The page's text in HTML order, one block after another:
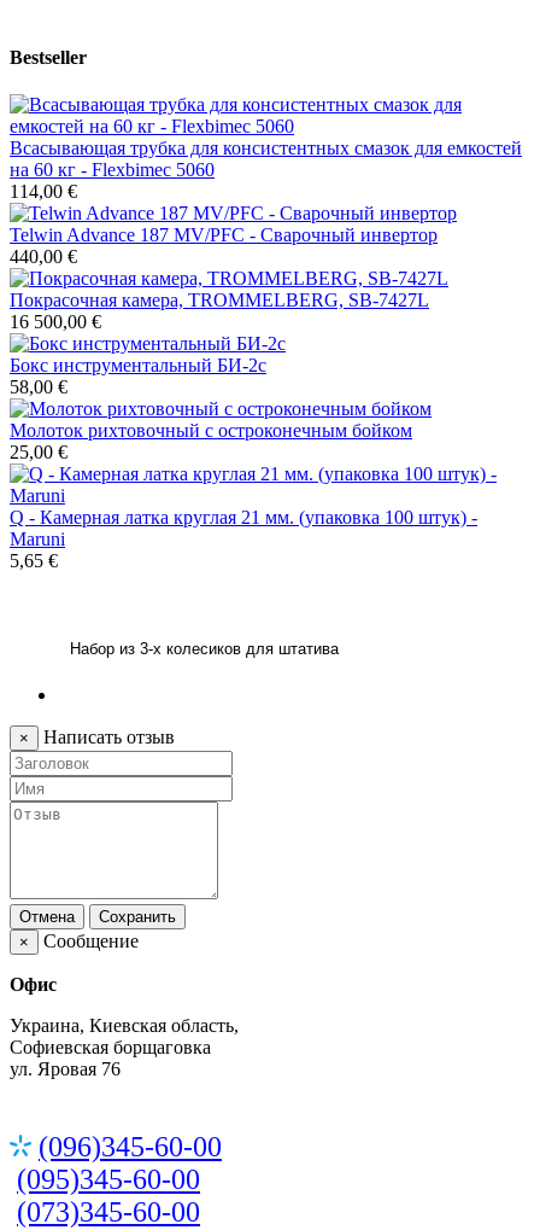
Bestseller
Всасывающая трубка для консистентных смазок для емкостей
на 60 кг - Flexbimec 5060
114,00 €
Telwin Advance 187 MV/PFC - Сварочный инвертор
440,00 €
Покрасочная камера, TROMMELBERG, SB-7427L
16 500,00 €
Бокс инструментальный БИ-2с
58,00 €
Молоток рихтовочный с остроконечным бойком
25,00 €
Q - Камерная латка круглая 21 мм. (упаковка 100 штук) -
Maruni
5,65 €
Набор из 3-х колесиков для штатива
× Написать отзыв
Отмена
Сохранить
×
Сообщение
Офис
Украина, Киевская область,
Софиевская борщаговка
ул. Яровая 76
(096)345-60-00
(095)345-60-00
(073)345-60-00